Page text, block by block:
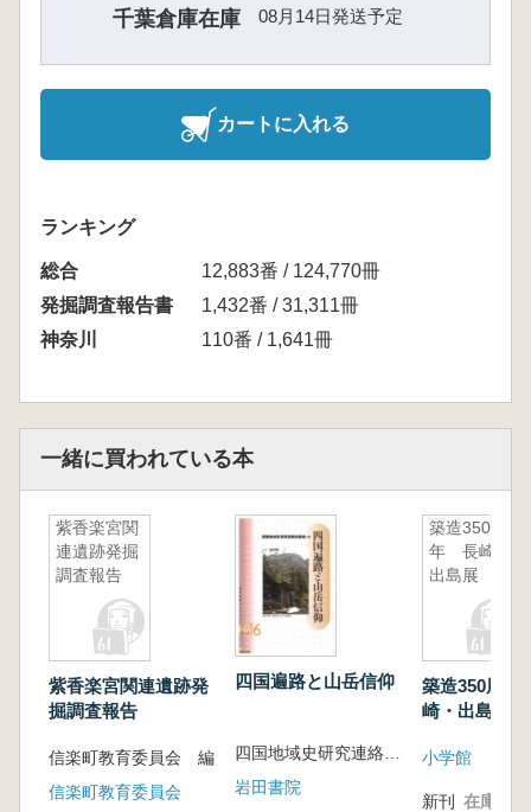
千葉倉庫在庫 08月14日発送予定
カートに入れる
ランキング
総合
12,883番 / 124,770冊
発掘調査報告書
1,432番 / 31,311冊
神奈川
110番 / 1,641冊
一緒に買われている本
紫香楽宮関
連遺跡発掘
調査報告
紫香楽宮関連遺跡発
掘調査報告
信楽町教育委員会 編
信楽町教育委員会
四国遍路と山岳信仰
四国地域史研究連絡協議会 編
岩田書院
築造350周
年 長崎・
出島展
築造350周
崎・出島展
小学館
新刊 在庫なし